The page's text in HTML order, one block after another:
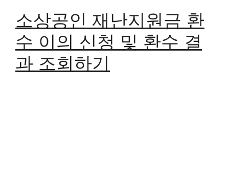
소상공인 재난지원금 환
수 이의 신청 및 환수 결
과 조회하기